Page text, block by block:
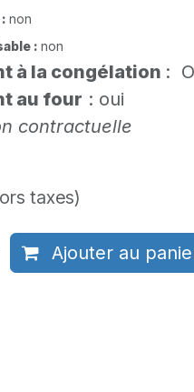
non
: non
à la congélation :
au four : oui
contractuelle
taxes)
Ajouter au